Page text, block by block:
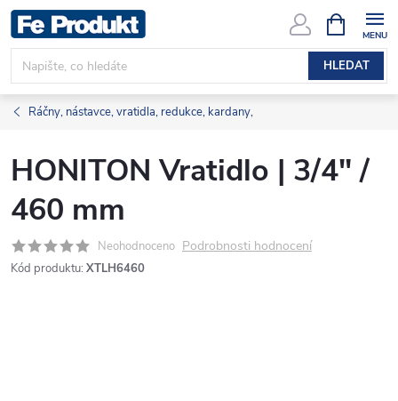
Přejít
na
obsah
HLEDAT
NÁKUPNÍ
KOŠÍK
Ráčny, nástavce, vratidla, redukce, kardany,
HONITON Vratidlo | 3/4" /
460 mm
Neohodnoceno Podrobnosti hodnocení
Kód produktu: XTLH6460